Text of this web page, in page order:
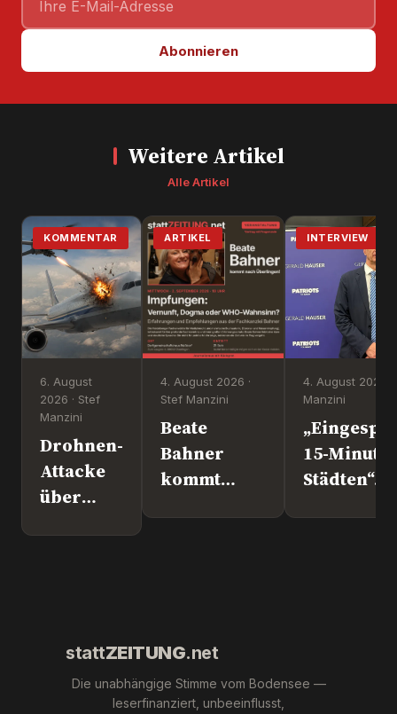
Abonnieren
Weitere Artikel
Alle Artikel
KOMMENTAR
6. August
2026 · Stef
Manzini
Drohnen-
Attacke
über
ARTIKEL
4. August 2026 ·
Stef Manzini
Beate
Bahner
kommt
INTERVIEW
4. August 2026 ·
Manzini
15-
Städten“.
stattZEITUNG.net
Die unabhängige Stimme vom Bodensee —
leserfinanziert, unbeeinflusst,